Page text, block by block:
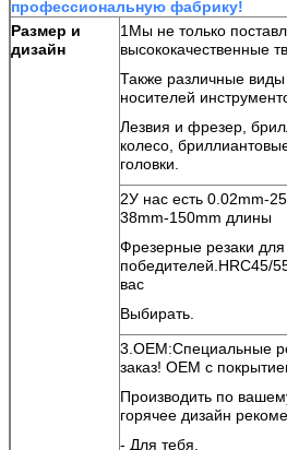
профессиональную фабрику!
Размер и
дизайн
1Мы не только
высококачественные
Также различные виды
носителей
Лезвия и фрезер,
колесо,
головки.
2У нас есть 0.02mm-
38mm-150mm длины
Фрезерные резаки
победителей.HRC45/
вас
Выбирать.
3.OEM:Специальные
заказ! OEM с
Производить по
горячее дизайн
- Для тебя.